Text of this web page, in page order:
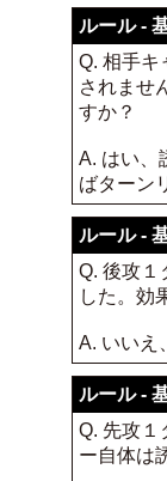
ルール -
Q. 相手キ
されませ
すか？
A. はい、
ばターン
ルール -
Q. 後攻１
した。効
A. いいえ
ルール -
Q. 先攻１
ー自体は